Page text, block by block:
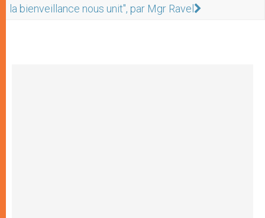
la bienveillance nous unit", par Mgr Ravel